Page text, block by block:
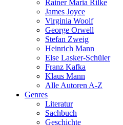
Rainer Maria Rilke
James Joyce
Virginia Woolf
George Orwell
Stefan Zweig
Heinrich Mann
Else Lasker-Schüler
Franz Kafka
Klaus Mann
Alle Autoren A-Z
Genres
Literatur
Sachbuch
Geschichte